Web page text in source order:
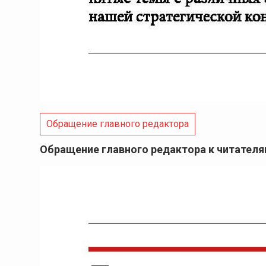
Обращение главного редактора
Обращение главного редактора к